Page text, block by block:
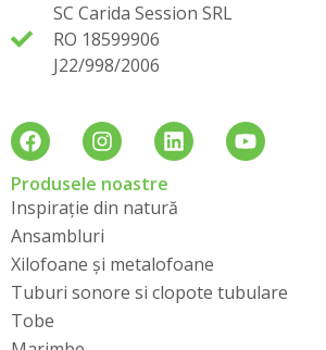
SC Carida Session SRL
RO 18599906
J22/998/2006
Produsele noastre
Inspirație din natură
Ansambluri
Xilofoane și metalofoane
Tuburi sonore si clopote tubulare
Tobe